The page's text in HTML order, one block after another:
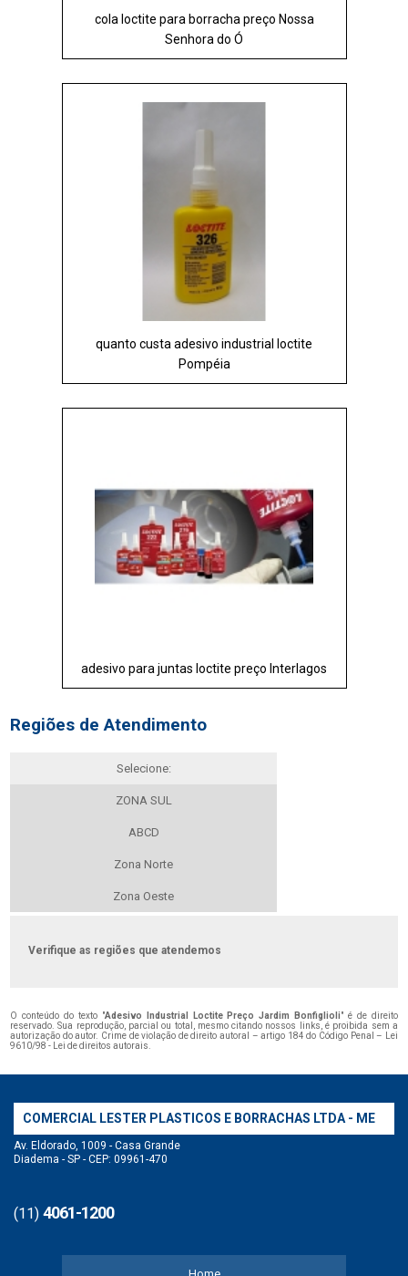
cola loctite para borracha preço Nossa
Senhora do Ó
quanto custa adesivo industrial loctite
Pompéia
adesivo para juntas loctite preço Interlagos
Regiões de Atendimento
Selecione:
ZONA SUL
ABCD
Zona Norte
Zona Oeste
Verifique as regiões que atendemos
O conteúdo do texto "Adesivo Industrial Loctite Preço Jardim Bonfiglioli" é de direito
reservado. Sua reprodução, parcial ou total, mesmo citando nossos links, é proibida sem a
autorização do autor. Crime de violação de direito autoral – artigo 184 do Código Penal – Lei
9610/98 - Lei de direitos autorais.
COMERCIAL LESTER PLASTICOS E BORRACHAS LTDA - ME
Av. Eldorado, 1009 - Casa Grande
Diadema - SP - CEP: 09961-470
(11) 4061-1200